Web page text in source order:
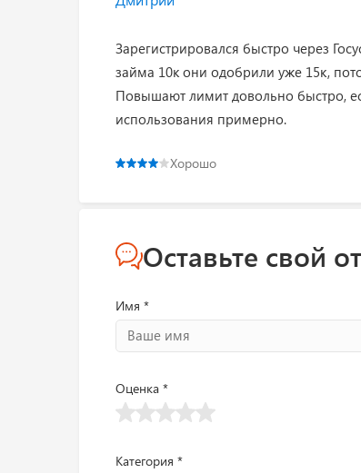
Зарегистрировался быстро через
займа 10к они одобрили уже 15к,
Повышают лимит довольно быстро,
использования примерно.
Хорошо
Оставьте свой
Имя *
Оценка *
Категория *